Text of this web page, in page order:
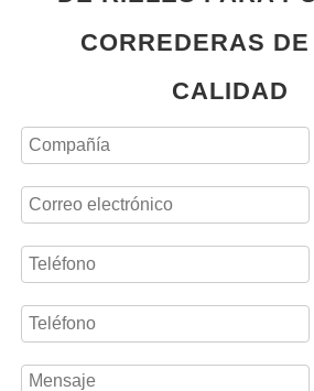
CORREDERAS DE
CALIDAD